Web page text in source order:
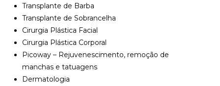
Transplante de Barba
Transplante de Sobrancelha
Cirurgia Plástica Facial
Cirurgia Plástica Corporal
Picoway – Rejuvenescimento, remoção de
manchas e tatuagens
Dermatologia